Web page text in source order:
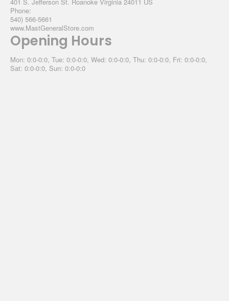
Phone:
540) 566-5661
www.MastGeneralStore.com
Opening Hours
Mon: 0:0-0:0, Tue: 0:0-0:0, Wed: 0:0-0:0, Thu: 0:0-0:0, Fri: 0:0-0:0,
Sat: 0:0-0:0, Sun: 0:0-0:0